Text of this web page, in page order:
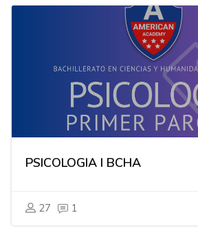
PSICOLOGIA I BCHA
27 1